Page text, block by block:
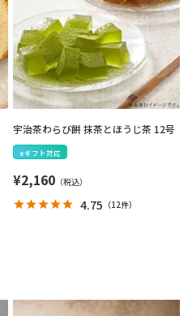
宇治茶わらび餅 抹茶とほうじ茶 12号
eギフト対応
¥2,160
4.75 （12件）